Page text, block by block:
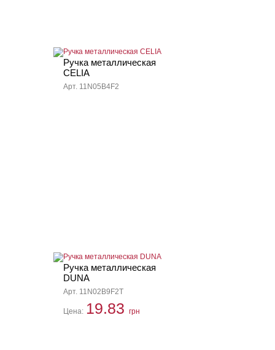
Ручка металлическая
CELIA
Арт. 11N05B4F2
Ручка металлическая
DUNA
Арт. 11N02B9F2T
Цена: 19.83 грн